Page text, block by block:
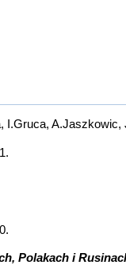
I.Gruca,
Polakach i